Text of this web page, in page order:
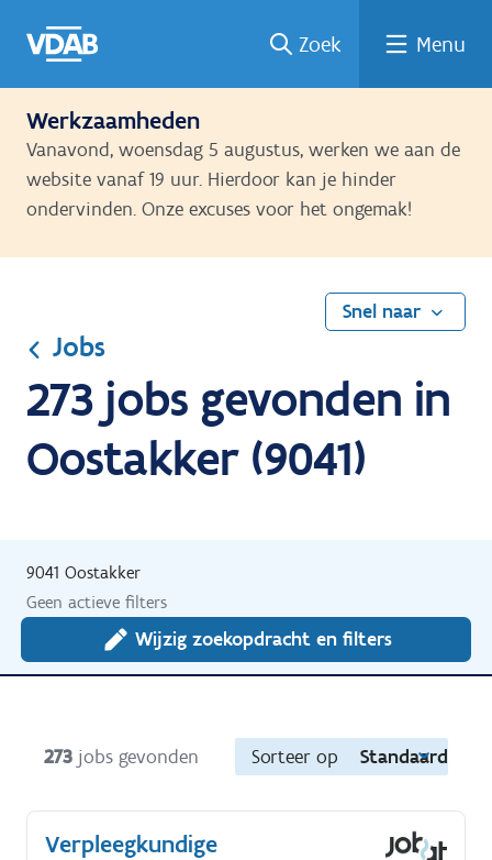
naar
een
een
job
mij?
naar
Zoek Menu
Werkzaamheden
Vanavond, woensdag 5 augustus, werken we aan de
website vanaf 19 uur. Hierdoor kan je hinder
ondervinden. Onze excuses voor het ongemak!
Snel naar
Jobs
273 jobs gevonden in
Oostakker (9041)
9041 Oostakker
Geen actieve filters
Wijzig zoekopdracht en filters
273 jobs gevonden Sorteer op Standaard
Verpleegkundige